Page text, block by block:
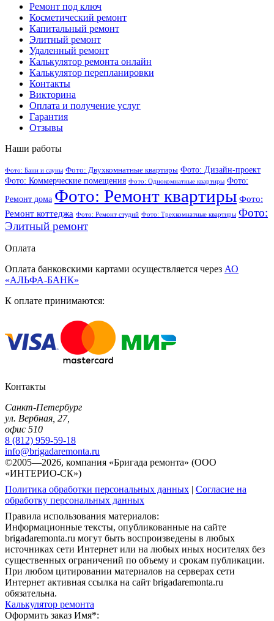
Ремонт под ключ
Косметический ремонт
Капитальный ремонт
Элитный ремонт
Удаленный ремонт
Калькулятор ремонта онлайн
Калькулятор перепланировки
Контакты
Викторина
Оплата и получение услуг
Гарантия
Отзывы
Наши работы
Фото: Бани и сауны Фото: Двухкомнатные квартиры Фото: Дизайн-проект
Фото: Коммерческие помещения Фото: Однокомнатные квартиры Фото:
Ремонт дома Фото: Ремонт квартиры Фото:
Ремонт коттеджа Фото: Ремонт студий Фото: Трехкомнатные квартиры Фото:
Элитный ремонт
Оплата
Оплата банковскими картами осуществляется через АО
«АЛЬФА-БАНК»
К оплате принимаются:
Контакты
Санкт-Петербург
ул. Вербная, 27,
офис 510
8 (812) 959-59-18
info@brigadaremonta.ru
©2005—2026, компания «Бригада ремонта» (ООО
«ИНТЕРИО-СК»)
Политика обработки персональных данных | Согласие на
обработку персональных данных
Правила использования материалов:
Информационные тексты, опубликованные на сайте
brigadaremonta.ru могут быть воспроизведены в любых
источниках сети Интернет или на любых иных носителях без
существенных ограничений по объему и срокам публикации.
При любом цитировании материалов на серверах сети
Интернет активная ссылка на сайт brigadaremonta.ru
обязательна.
Калькулятор ремонта
Оформить заказ Имя*: